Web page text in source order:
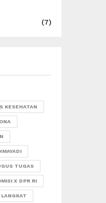
(7)
KESEHATAN
TUGAS
X DPR RI
LANGKAT